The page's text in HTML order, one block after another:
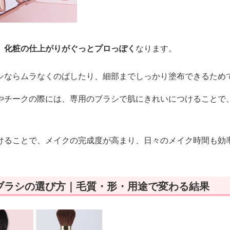
化粧の仕上がりがぐっとプロっぽく なります。
らムラなくのばしたり、細部までしっかり塗布できるため
ークの際には、専用のブラシで肌にきれいにつけること
ことで、メイクの完成度が高まり、日々のメイク時間も効
シの選び方｜毛質・形・用途で変わる結果